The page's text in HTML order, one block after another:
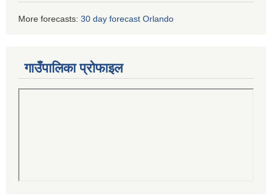
More forecasts: 30 day forecast Orlando
गाउँपालिका प्रोफाइल